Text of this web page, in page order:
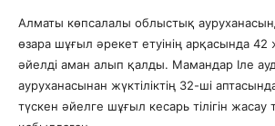
Алматы көпсалалы облыстық
өзара шұғыл әрекет етуінің арқасында 42
әйелді аман алып қалды. Мамандар Іле
ауруханасынан жүктіліктің 32-ші
түскен әйелге шұғыл кесарь тілігін